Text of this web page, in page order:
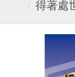
得著處